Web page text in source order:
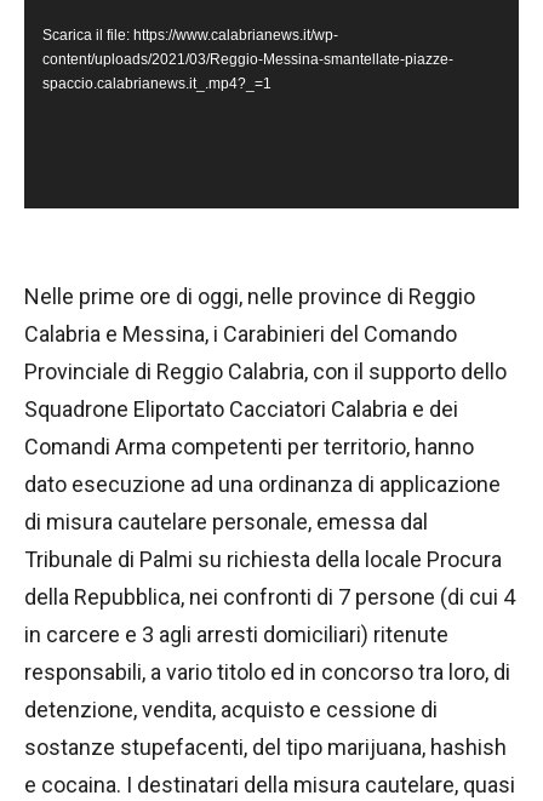
a
e
r
Scarica il file: https://www.calabrianews.it/wp-
content/uploads/2021/03/Reggio-Messina-smantellate-piazze-
spaccio.calabrianews.it_.mp4?_=1
Nelle prime ore di oggi, nelle province di Reggio
Calabria e Messina, i Carabinieri del Comando
Provinciale di Reggio Calabria, con il supporto dello
Squadrone Eliportato Cacciatori Calabria e dei
Comandi Arma competenti per territorio, hanno
dato esecuzione ad una ordinanza di applicazione
di misura cautelare personale, emessa dal
Tribunale di Palmi su richiesta della locale Procura
della Repubblica, nei confronti di 7 persone (di cui 4
in carcere e 3 agli arresti domiciliari) ritenute
responsabili, a vario titolo ed in concorso tra loro, di
detenzione, vendita, acquisto e cessione di
sostanze stupefacenti, del tipo marijuana, hashish
e cocaina. I destinatari della misura cautelare, quasi